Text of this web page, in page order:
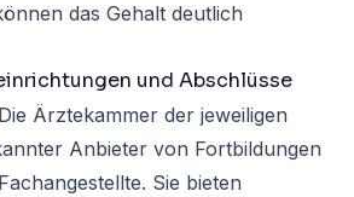
das Gehalt deutlich
und Abschlüsse
Die Ärztekammer der jeweiligen
Anbieter von Fortbildungen
Sie bieten